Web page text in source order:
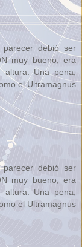
debió ser
muy bueno, era
Una pena,
el Ultramagnus
debió ser
muy bueno, era
Una pena,
el Ultramagnus